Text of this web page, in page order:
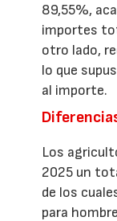
89,55%,
importes
otro lado,
lo que
al importe.
Los
2025 un
de los
para